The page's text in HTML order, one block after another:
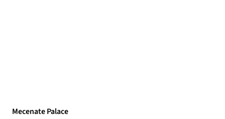
Mecenate Palace